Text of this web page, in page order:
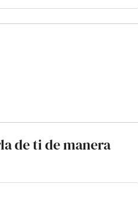
de ti de manera